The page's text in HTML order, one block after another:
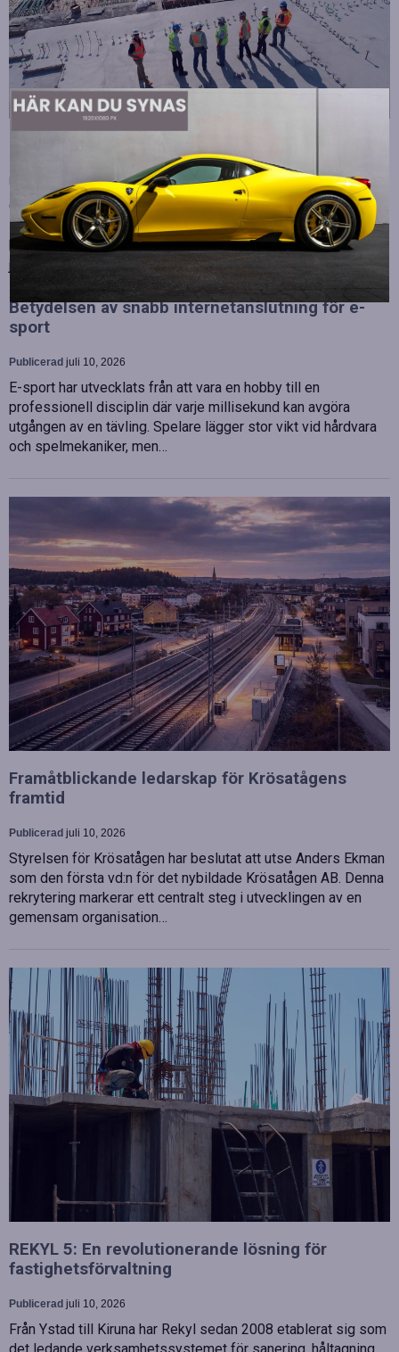
juli 10, 2026
OHLA Sverige stärker sin ledningsgrupp genom att anställa
Malin Bergman som HR-chef och María Vazquez som
biträdande ekonomichef. Båda började sina nya tjänster den 1
juni 2026 och kommer att…
Betydelsen av snabb internetanslutning för e-
sport
Publicerad juli 10, 2026
E-sport har utvecklats från att vara en hobby till en
professionell disciplin där varje millisekund kan avgöra
utgången av en tävling. Spelare lägger stor vikt vid hårdvara
och spelmekaniker, men…
Framåtblickande ledarskap för Krösatågens
framtid
Publicerad juli 10, 2026
Styrelsen för Krösatågen har beslutat att utse Anders Ekman
som den första vd:n för det nybildade Krösatågen AB. Denna
rekrytering markerar ett centralt steg i utvecklingen av en
gemensam organisation…
REKYL 5: En revolutionerande lösning för
fastighetsförvaltning
Publicerad juli 10, 2026
Från Ystad till Kiruna har Rekyl sedan 2008 etablerat sig som